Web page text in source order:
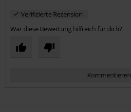
Verifizierte Rezension
War diese Bewertung hilfreich für dich?
Kommentieren